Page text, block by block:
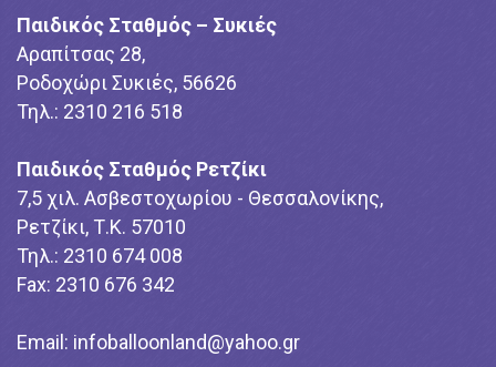
Παιδικός Σταθμός – Συκιές
Αραπίτσας 28,
Ροδοχώρι Συκιές, 56626
Τηλ.: 2310 216 518
Παιδικός Σταθμός Ρετζίκι
7,5 χιλ. Ασβεστοχωρίου - Θεσσαλονίκης,
Ρετζίκι, Τ.Κ. 57010
Τηλ.: 2310 674 008
Fax: 2310 676 342
Email: infoballoonland@yahoo.gr